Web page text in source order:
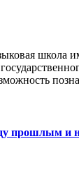
школа
прошлым и